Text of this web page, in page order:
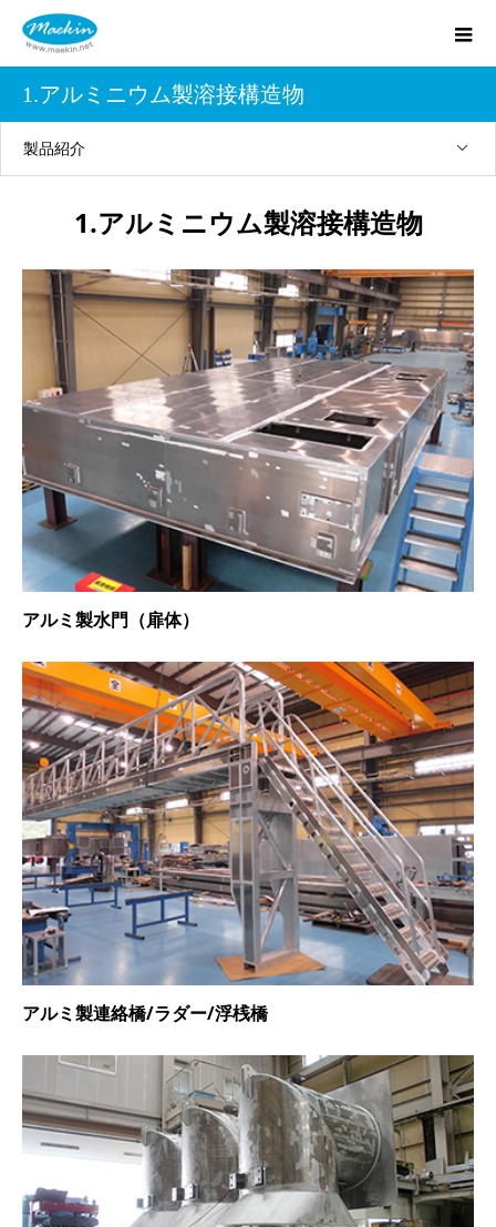
1.アルミニウム製溶接構造物
製品紹介
1.アルミニウム製溶接構造物
アルミ製水門（扉体）
アルミ製連絡橋/ラダー/浮桟橋